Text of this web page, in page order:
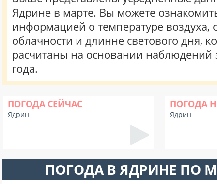
Ядрине в марте. Вы можете
информацией о температуре воздуха,
облачности и длинне светового дня,
расчитаны на основании наблюдений
года.
ПОГОДА СЕЙЧАС
Ядрин
ПОГОДА
Ядрин
ПОГОДА В ЯДРИНЕ ПО